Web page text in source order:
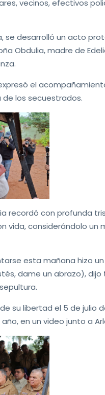
vecinos, efectivos
se desarrolló un acto
Obdulia, madre de
el
los secuestrados.
recordó con profunda
vida, considerándolo
esta mañana hizo
dame un abrazo),
su libertad el 5 de julio
en un video junto a